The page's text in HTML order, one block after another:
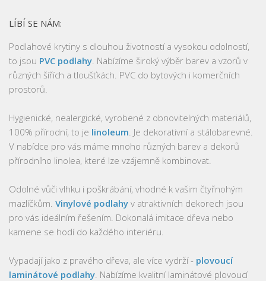
LÍBÍ SE NÁM:
Podlahové krytiny s dlouhou životností a vysokou odolností,
to jsou PVC podlahy . Nabízíme široký výběr barev a vzorů v
různých šířích a tloušťkách. PVC do bytových i komerčních
prostorů.
Hygienické, nealergické, vyrobené z obnovitelných materiálů,
100% přírodní, to je linoleum . Je dekorativní a stálobarevné.
V nabídce pro vás máme mnoho různých barev a dekorů
přírodního linolea, které lze vzájemně kombinovat.
Odolné vůči vlhku i poškrábání, vhodné k vašim čtyřnohým
mazlíčkům. Vinylové podlahy v atraktivních dekorech jsou
pro vás ideálním řešením. Dokonalá imitace dřeva nebo
kamene se hodí do každého interiéru.
Vypadají jako z pravého dřeva, ale více vydrží - plovoucí
laminátové podlahy . Nabízíme kvalitní laminátové plovoucí